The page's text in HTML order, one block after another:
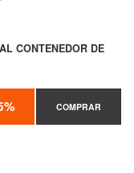
CONTENEDOR DE
COMPRAR